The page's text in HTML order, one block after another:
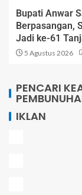
Bupati Anwar
Berpasangan,
Jadi ke-61
5 Agustus 2026
PENCARI
IKLAN